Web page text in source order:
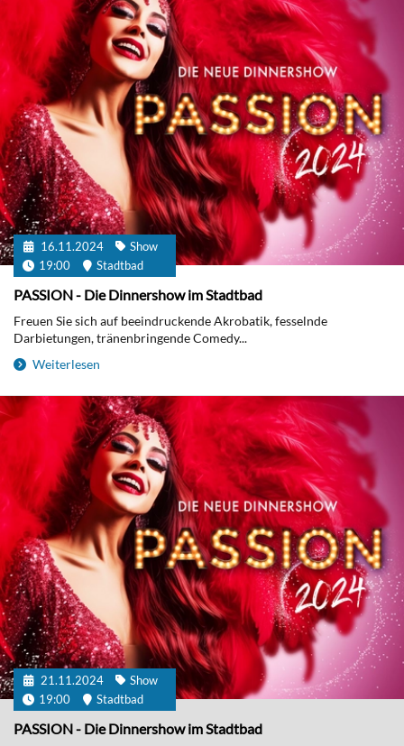
16.11.2024
Show
19:00
Stadtbad
PASSION - Die Dinnershow im Stadtbad
Freuen Sie sich auf beeindruckende Akrobatik, fesselnde
Darbietungen, tränenbringende Comedy...
Weiterlesen
21.11.2024
Show
19:00
Stadtbad
PASSION - Die Dinnershow im Stadtbad